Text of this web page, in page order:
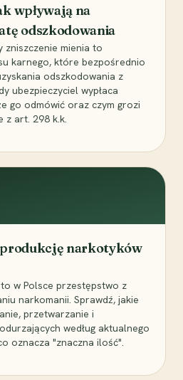
wpływają na
odszkodowania
zniszczenie mienia to
karnego, które bezpośrednio
odszkodowania z
ubezpieczyciel wypłaca
go odmówić oraz czym grozi
z art. 298 k.k.
produkcję narkotyków
w Polsce przestępstwo z
narkomanii. Sprawdź, jakie
przetwarzanie i
według aktualnego
oznacza "znaczna ilość".